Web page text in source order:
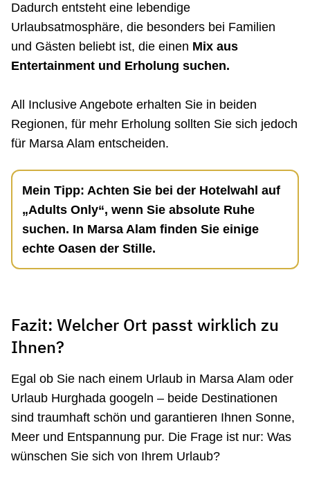
Dadurch entsteht eine lebendige
Urlaubsatmosphäre, die besonders bei Familien
und Gästen beliebt ist, die einen Mix aus
Entertainment und Erholung suchen.
All Inclusive Angebote erhalten Sie in beiden
Regionen, für mehr Erholung sollten Sie sich jedoch
für Marsa Alam entscheiden.
Mein Tipp: Achten Sie bei der Hotelwahl auf
„Adults Only“, wenn Sie absolute Ruhe
suchen. In Marsa Alam finden Sie einige
echte Oasen der Stille.
Fazit: Welcher Ort passt wirklich zu
Ihnen?
Egal ob Sie nach einem Urlaub in Marsa Alam oder
Urlaub Hurghada googeln – beide Destinationen
sind traumhaft schön und garantieren Ihnen Sonne,
Meer und Entspannung pur. Die Frage ist nur: Was
wünschen Sie sich von Ihrem Urlaub?